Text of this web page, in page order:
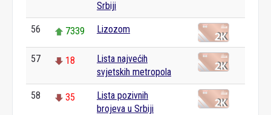
Srbiji
56 7339 Lizozom
57 18
Lista najvećih
svjetskih metropola
58 35
Lista pozivnih
brojeva u Srbiji